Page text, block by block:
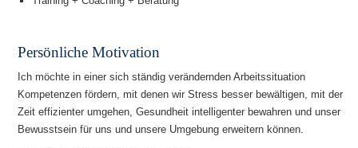
Persönliche Motivation
Ich möchte in einer sich ständig verändernden Arbeitssituation
Kompetenzen fördern, mit denen wir Stress besser bewältigen, mit der
Zeit effizienter umgehen, Gesundheit intelligenter bewahren und unser
Bewusstsein für uns und unsere Umgebung erweitern können.